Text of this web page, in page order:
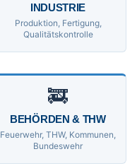
INDUSTRIE
Produktion, Fertigung,
Qualitätskontrolle
🚒
BEHÖRDEN & THW
Feuerwehr, THW, Kommunen,
Bundeswehr